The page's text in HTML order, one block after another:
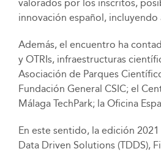
valorados por los inscritos,
innovación español,
Además, el encuentro ha
y OTRIs, infraestructuras
Asociación de Parques
Fundación General CSIC; el
Málaga TechPark; la Oficina
En este sentido, la edición
Data Driven Solutions (TDDS),